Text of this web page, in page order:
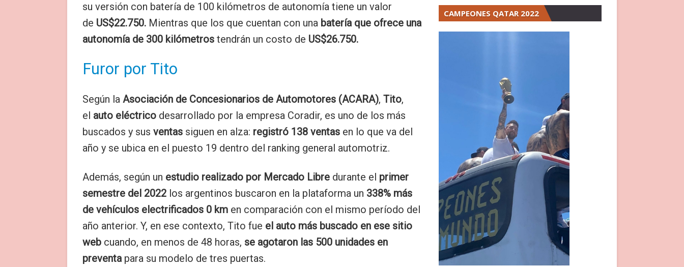
su versión con batería de 100 kilómetros de autonomía tiene un valor
de US$22.750. Mientras que los que cuentan con una batería que ofrece una
autonomía de 300 kilómetros tendrán un costo de US$26.750.
Furor por Tito
Según la Asociación de Concesionarios de Automotores (ACARA), Tito,
el auto eléctrico desarrollado por la empresa Coradir, es uno de los más
buscados y sus ventas siguen en alza: registró 138 ventas en lo que va del
año y se ubica en el puesto 19 dentro del ranking general automotriz.
Además, según un estudio realizado por Mercado Libre durante el primer
semestre del 2022 los argentinos buscaron en la plataforma un 338% más
de vehículos electrificados 0 km en comparación con el mismo período del
año anterior. Y, en ese contexto, Tito fue el auto más buscado en ese sitio
web cuando, en menos de 48 horas, se agotaron las 500 unidades en
preventapara su modelo de tres puertas.
CAMPEONES QATAR 2022